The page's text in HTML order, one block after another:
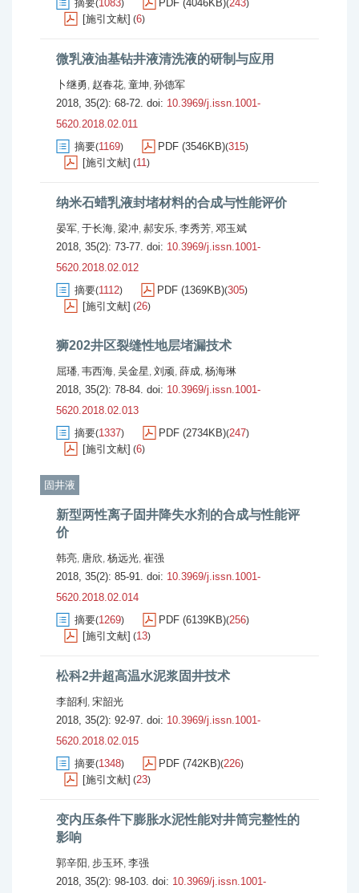
摘要(1083) PDF (4046KB)(243)
[施引文献] (6)
微乳液油基钻井液清洗液的研制与应用
卜继勇, 赵春花, 童坤, 孙德军
2018, 35(2): 68-72. doi: 10.3969/j.issn.1001-
5620.2018.02.011
摘要(1169) PDF (3546KB)(315)
[施引文献] (11)
纳米石蜡乳液封堵材料的合成与性能评价
晏军, 于长海, 梁冲, 郝安乐, 李秀芳, 邓玉斌
2018, 35(2): 73-77. doi: 10.3969/j.issn.1001-
5620.2018.02.012
摘要(1112) PDF (1369KB)(305)
[施引文献] (26)
狮202井区裂缝性地层堵漏技术
屈璠, 韦西海, 吴金星, 刘顽, 薛成, 杨海琳
2018, 35(2): 78-84. doi: 10.3969/j.issn.1001-
5620.2018.02.013
摘要(1337) PDF (2734KB)(247)
[施引文献] (6)
固井液
新型两性离子固井降失水剂的合成与性能评
价
韩亮, 唐欣, 杨远光, 崔强
2018, 35(2): 85-91. doi: 10.3969/j.issn.1001-
5620.2018.02.014
摘要(1269) PDF (6139KB)(256)
[施引文献] (13)
松科2井超高温水泥浆固井技术
李韶利 , 宋韶光
2018, 35(2): 92-97. doi: 10.3969/j.issn.1001-
5620.2018.02.015
摘要(1348) PDF (742KB)(226)
[施引文献] (23)
变内压条件下膨胀水泥性能对井筒完整性的
影响
郭辛阳 , 步玉环, 李强
2018, 35(2): 98-103. doi: 10.3969/j.issn.1001-